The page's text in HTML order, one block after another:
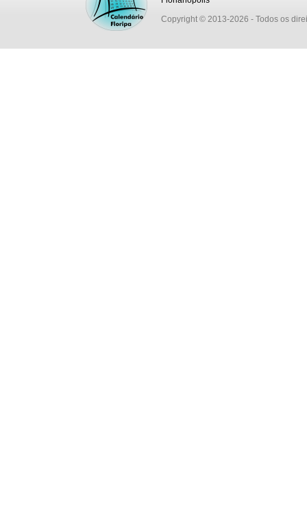
Copyright © 2013-2026 - Todos os